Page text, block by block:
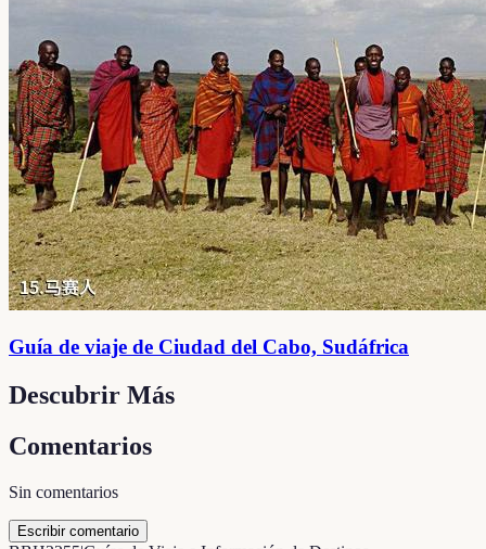
Guía de viaje de Ciudad del Cabo, Sudáfrica
Descubrir Más
Comentarios
Sin comentarios
Escribir comentario